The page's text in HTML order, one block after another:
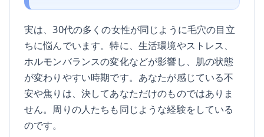
実は、30代の多くの女性が同じように毛穴の目立
ちに悩んでいます。特に、生活環境やストレス、
ホルモンバランスの変化などが影響し、肌の状態
が変わりやすい時期です。あなたが感じている不
安や焦りは、決してあなただけのものではありま
せん。周りの人たちも同じような経験をしている
のです。